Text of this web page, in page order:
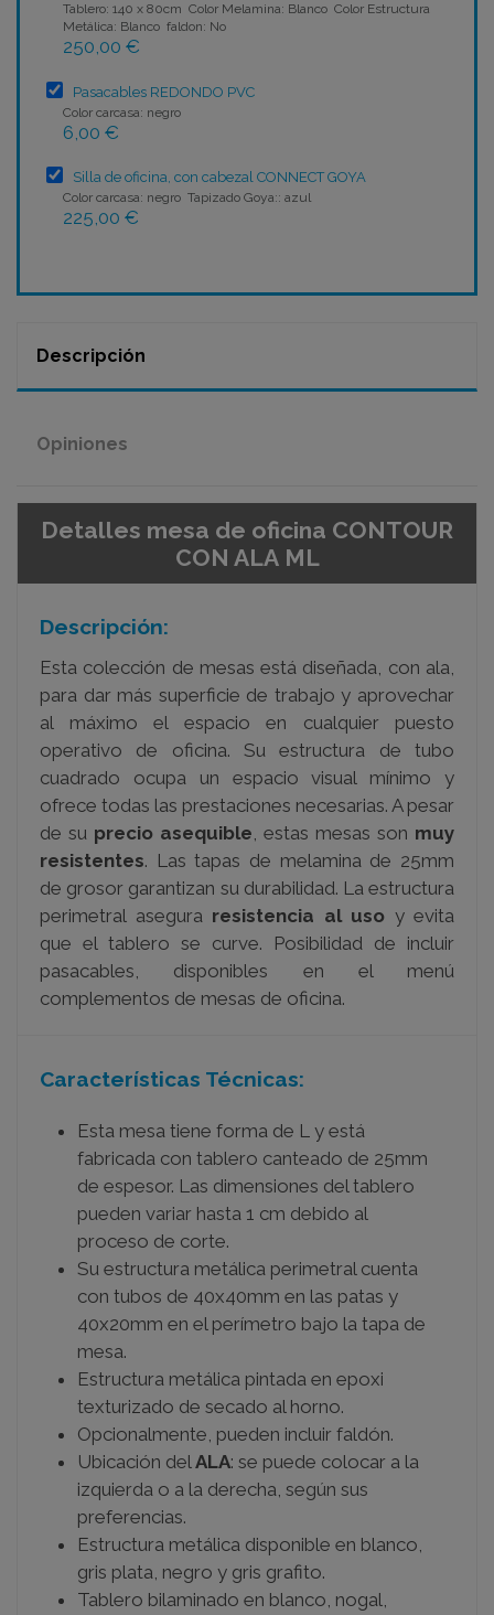
Tablero: 140 x 80cm Color Melamina: Blanco Color Estructura
Metálica: Blanco faldon: No
250,00 €
Pasacables REDONDO PVC
Color carcasa: negro
6,00 €
Silla de oficina, con cabezal CONNECT GOYA
Color carcasa: negro Tapizado Goya:: azul
225,00 €
Descripción
Opiniones
Detalles mesa de oficina CONTOUR
CON ALA ML
Descripción:
Esta colección de mesas está diseñada, con ala,
para dar más superficie de trabajo y aprovechar
al máximo el espacio en cualquier puesto
operativo de oficina. Su estructura de tubo
cuadrado ocupa un espacio visual mínimo y
ofrece todas las prestaciones necesarias. A pesar
de su precio asequible , estas mesas son muy
resistentes. Las tapas de melamina de 25mm
de grosor garantizan su durabilidad. La estructura
perimetral asegura resistencia al uso y evita
que el tablero se curve. Posibilidad de incluir
pasacables, disponibles en el menú
complementos de mesas de oficina.
Características Técnicas:
Esta mesa tiene forma de L y está
fabricada con tablero canteado de 25mm
de espesor. Las dimensiones del tablero
pueden variar hasta 1 cm debido al
proceso de corte.
Su estructura metálica perimetral cuenta
con tubos de 40x40mm en las patas y
40x20mm en el perímetro bajo la tapa de
mesa.
Estructura metálica pintada en epoxi
texturizado de secado al horno.
Opcionalmente, pueden incluir faldón.
Ubicación delALA: se puede colocar a la
izquierda o a la derecha, según sus
preferencias.
Estructura metálica disponible en blanco,
gris plata, negro y gris grafito.
Tablero bilaminado en blanco, nogal,